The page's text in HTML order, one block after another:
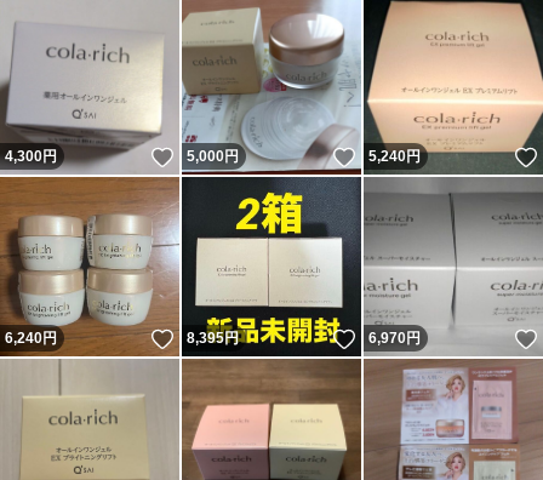
4,300円 いいね！
5,000円 いいね！
5,240円
6,240円 いいね！
8,395円 いいね！
6,970円